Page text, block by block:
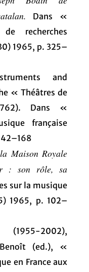
Dans «
recherches
1965, p. 325–
and
« Théâtres de
Dans «
française
Maison Royale
: son rôle, sa
sur la musique
1965, p. 102–
(1955-2002),
(ed.), «
en France aux